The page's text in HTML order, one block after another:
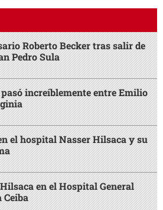
Roberto Becker tras salir de
Pedro Sula
increíblemente entre Emilio
el hospital Nasser Hilsaca y su
en el Hospital General
Ceiba